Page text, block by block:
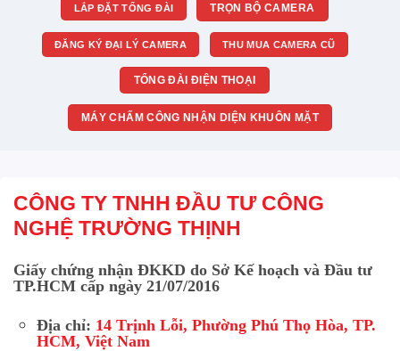
LẮP ĐẶT TỔNG ĐÀI TRỌN BỘ CAMERA
ĐĂNG KÝ ĐẠI LÝ CAMERA THU MUA CAMERA CŨ
TỔNG ĐÀI ĐIỆN THOẠI
MÁY CHẤM CÔNG NHẬN DIỆN KHUÔN MẶT
CÔNG TY TNHH ĐẦU TƯ CÔNG
NGHỆ TRƯỜNG THỊNH
Giấy chứng nhận ĐKKD do Sở Kế hoạch và Đầu tư
TP.HCM cấp ngày 21/07/2016
Địa chỉ: 14 Trịnh Lỗi, Phường Phú Thọ Hòa, TP.
HCM, Việt Nam